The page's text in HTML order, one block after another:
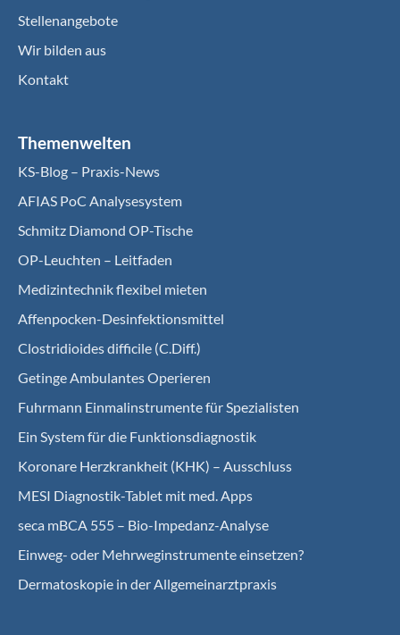
Stellenangebote
Wir bilden aus
Kontakt
Themenwelten
KS-Blog – Praxis-News
AFIAS PoC Analysesystem
Schmitz Diamond OP-Tische
OP-Leuchten – Leitfaden
Medizintechnik flexibel mieten
Affenpocken-Desinfektionsmittel
Clostridioides difficile (C.Diff.)
Getinge Ambulantes Operieren
Fuhrmann Einmalinstrumente für Spezialisten
Ein System für die Funktionsdiagnostik
Koro­nare Herz­krank­heit (KHK) – Ausschluss
MESI Diagnostik-Tablet mit med. Apps
seca mBCA 555 – Bio-Impedanz-Analyse
Einweg- oder Mehrweginstrumente einsetzen?
Dermatoskopie in der Allgemeinarztpraxis